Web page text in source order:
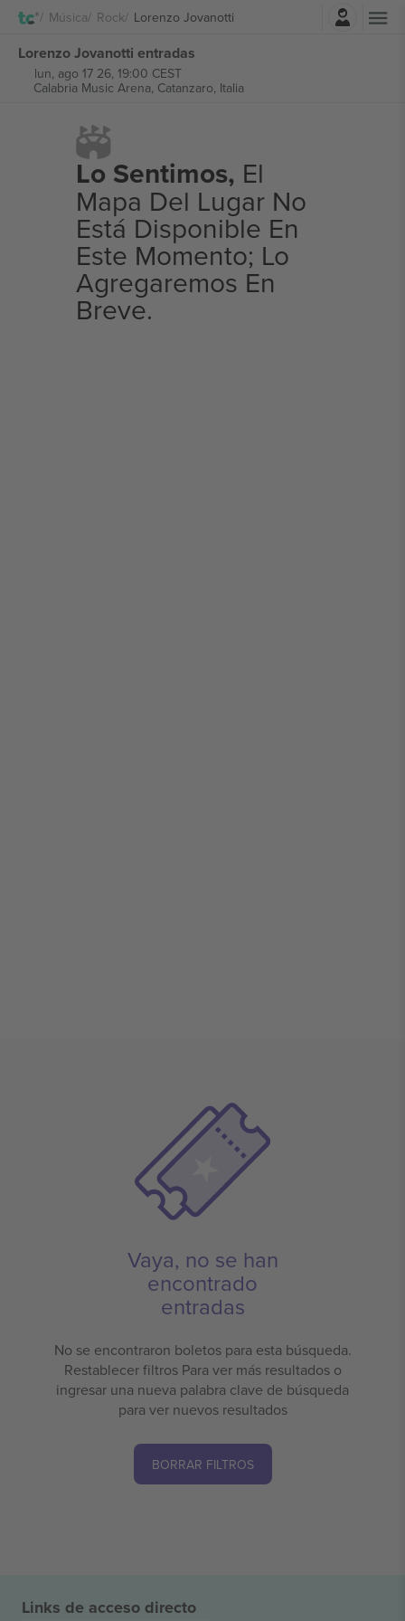
Música Rock Lorenzo JovanottiIniciar sesión
Lorenzo Jovanotti entradas
lun, ago 17 26, 19:00 CEST
Calabria Music Arena, Catanzaro, Italia
Lo Sentimos, El
Mapa Del Lugar No
Está Disponible En
Este Momento; Lo
Agregaremos En
Breve.
Vaya, no se han
encontrado
entradas
No se encontraron boletos para esta búsqueda.
Restablecer filtros Para ver más resultados o
ingresar una nueva palabra clave de búsqueda
para ver nuevos resultados
BORRAR FILTROS
Links de acceso directo